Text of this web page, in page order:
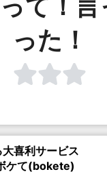
て！言
った！
喜利サービス
ケて(bokete)